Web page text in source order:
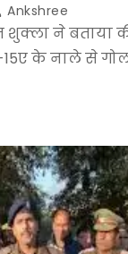
Ankshree
शुक्ला ने बताया
15ए के नाले से